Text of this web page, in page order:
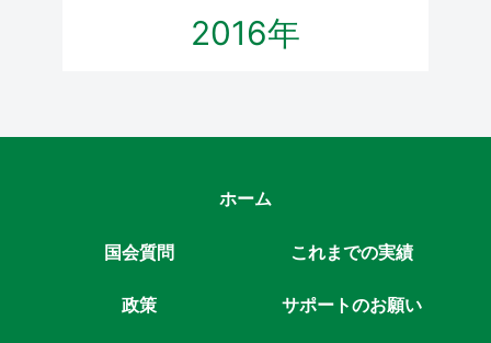
2016年
ホーム
国会質問 これまでの実績
政策 サポートのお願い